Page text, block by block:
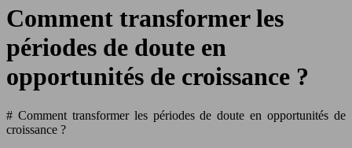
Comment transformer les
périodes de doute en
opportunités de croissance ?
# Comment transformer les périodes de doute en opportunités de
croissance ?